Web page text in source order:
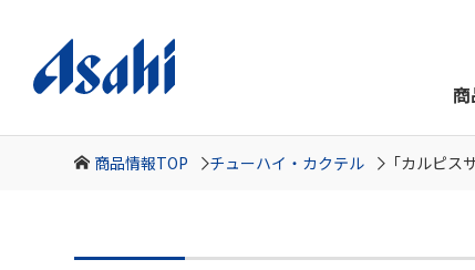
商品情報TOP チューハイ・カクテル 「カルピス